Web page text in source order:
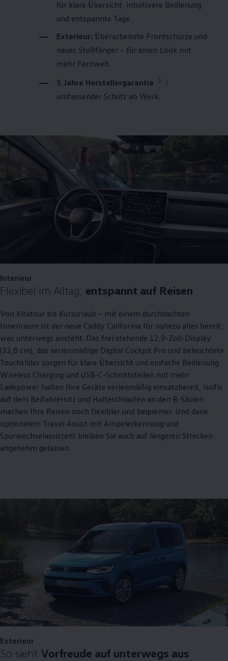
für klare Übersicht, intuitivere Bedienung
und entspannte Tage.
Exterieur: Überarbeitete Frontschürze und
neuer Stoßfänger – für einen Look mit
mehr Fernweh.
5 Jahre Herstellergarantie
1
:
umfassender Schutz ab Werk.
Interieur
Flexibel im Alltag, entspannt auf Reisen
Von Kitatour bis Kurzurlaub – mit einem durchdachten
Innenraum ist der neue Caddy California für nahezu alles bereit,
was unterwegs ansteht. Das frei stehende 12,9-Zoll-Display
(32,8 cm), das serienmäßige Digital Cockpit Pro und beleuchtete
Touchslider sorgen für klare Übersicht und einfache Bedienung.
Wireless Charging und USB-C-Schnittstellen mit mehr
Ladepower halten Ihre Geräte serienmäßig einsatzbereit, Isofix
auf dem Beifahrersitz und Halteschlaufen an den B-Säulen
machen Ihre Reisen noch flexibler und bequemer. Und dank
optionalem Travel Assist mit Ampelerkennung und
Spurwechselassistent bleiben Sie auch auf längeren Strecken
angenehm gelassen.
Exterieur
So sieht Vorfreude auf unterwegs aus